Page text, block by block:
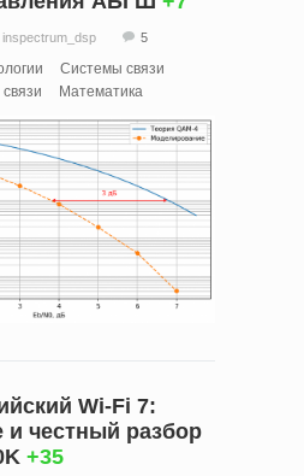
inspectrum_dsp 5
Системы связи
Математика
Wi-Fi 7:
и честный разбор
+35